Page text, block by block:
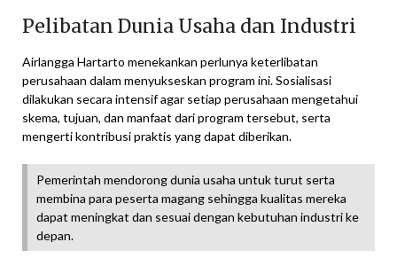
Pelibatan Dunia Usaha dan Industri
Airlangga Hartarto menekankan perlunya keterlibatan
perusahaan dalam menyukseskan program ini. Sosialisasi
dilakukan secara intensif agar setiap perusahaan mengetahui
skema, tujuan, dan manfaat dari program tersebut, serta
mengerti kontribusi praktis yang dapat diberikan.
Pemerintah mendorong dunia usaha untuk turut serta
membina para peserta magang sehingga kualitas mereka
dapat meningkat dan sesuai dengan kebutuhan industri ke
depan.